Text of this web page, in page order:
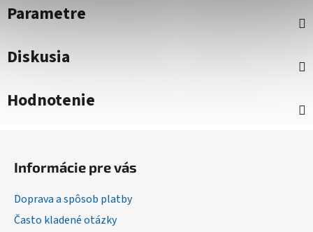
Parametre
Diskusia
Hodnotenie
Informácie pre vás
Doprava a spôsob platby
Často kladené otázky